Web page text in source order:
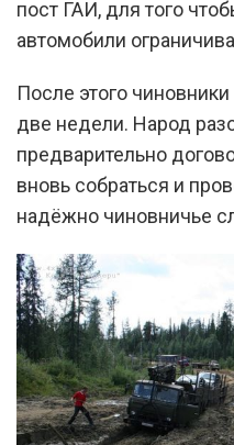
пост ГАИ, для того
автомобили
После этого
две недели. Народ
предварительно
вновь собраться и
надёжно чиновничье